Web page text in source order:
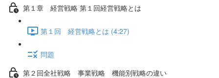
第１章 経営戦略 第１回経営戦略とは
第１回 経営戦略とは (4:27)
問題
第２回全社戦略 事業戦略 機能別戦略の違い